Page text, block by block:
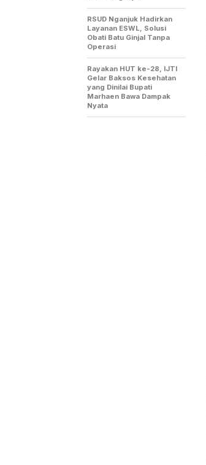
RSUD Nganjuk Hadirkan
Layanan ESWL, Solusi
Obati Batu Ginjal Tanpa
Operasi
Rayakan HUT ke-28, IJTI
Gelar Baksos Kesehatan
yang Dinilai Bupati
Marhaen Bawa Dampak
Nyata